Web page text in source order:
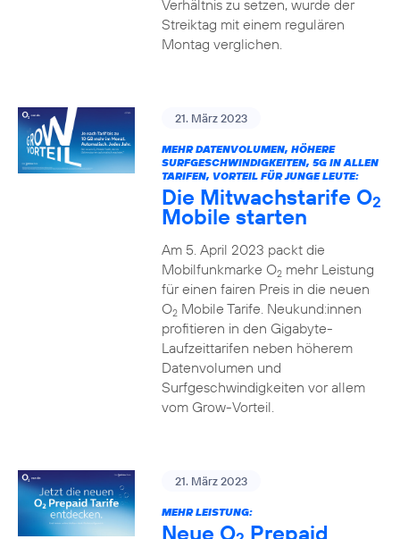
Verhältnis zu setzen, wurde der
Streiktag mit einem regulären
Montag verglichen.
21. März 2023
MEHR DATENVOLUMEN, HÖHERE
SURFGESCHWINDIGKEITEN, 5G IN ALLEN
TARIFEN, VORTEIL FÜR JUNGE LEUTE:
Die Mitwachstarife O2
Mobile starten
Am 5. April 2023 packt die
Mobilfunkmarke O2mehr Leistung
für einen fairen Preis in die neuen
O2Mobile Tarife. Neukund:innen
profitieren in den Gigabyte-
Laufzeittarifen neben höherem
Datenvolumen und
Surfgeschwindigkeiten vor allem
vom Grow-Vorteil.
21. März 2023
MEHR LEISTUNG:
Neue O Prepaid